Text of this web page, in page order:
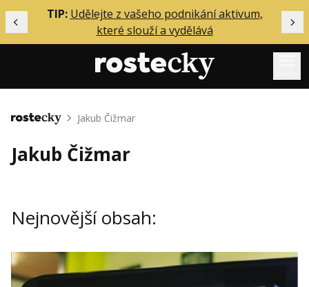
Předchozí
TIP: Udělejte z vašeho podnikání aktivum,
které slouží a vydělává
Mentoring
Podcasty
Solo
Inzerce
Domů Jakub Čižmar
Jakub Čižmar
Nejnovější obsah: